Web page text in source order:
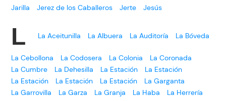
Jarilla Jerez de los Caballeros Jerte Jesús
L La Aceitunilla La Albuera La Auditoría La Bóveda
La Cebollona La Codosera La Colonia
La Coronada
La Cumbre
La Dehesilla La Estación
La Estación
La Estación
La Estación La Estación
La Garganta
La Garrovilla
La Garza La Granja La Haba
La Herrería